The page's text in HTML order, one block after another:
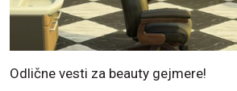
Odlične vesti za beauty gejmere!